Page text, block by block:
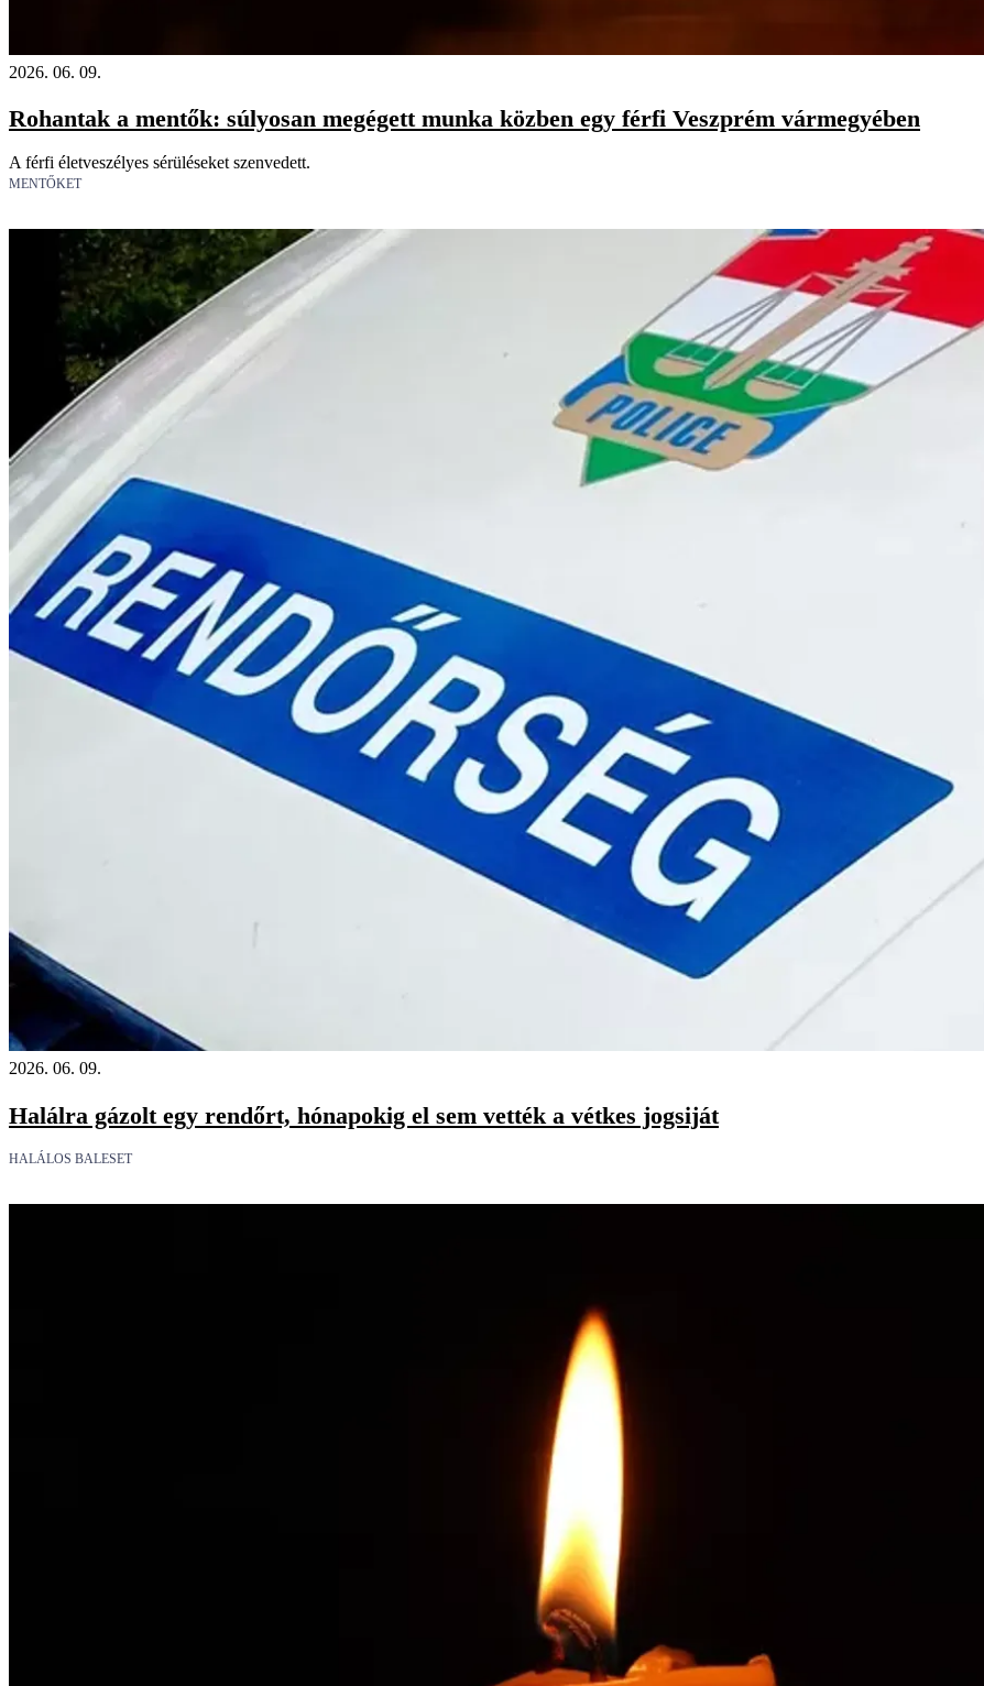
2026. 06. 09.
Rohantak a mentők: súlyosan megégett munka közben egy férfi Veszprém vármegyében
A férfi életveszélyes sérüléseket szenvedett.
MENTŐKET
2026. 06. 09.
Halálra gázolt egy rendőrt, hónapokig el sem vették a vétkes jogsiját
HALÁLOS BALESET